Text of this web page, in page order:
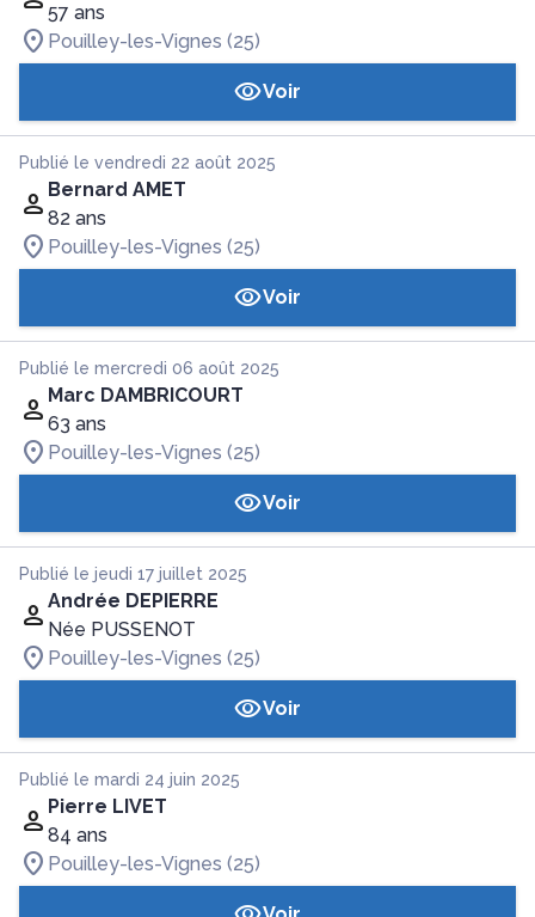
57 ans
Pouilley-les-Vignes (25)
Voir
Publié le vendredi 22 août 2025
Bernard AMET
82 ans
Pouilley-les-Vignes (25)
Voir
Publié le mercredi 06 août 2025
Marc DAMBRICOURT
63 ans
Pouilley-les-Vignes (25)
Voir
Publié le jeudi 17 juillet 2025
Andrée DEPIERRE
Née PUSSENOT
Pouilley-les-Vignes (25)
Voir
Publié le mardi 24 juin 2025
Pierre LIVET
84 ans
Pouilley-les-Vignes (25)